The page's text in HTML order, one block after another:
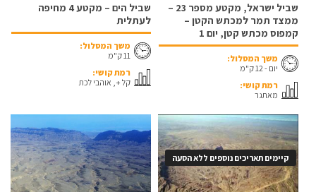
שביל ישראל, מקטע מספר 23 –
ממצד תמר למכתש הקטן –
קמפוס מכתש קטן, יום 1
משך המסלול:
יום - 12 ק"מ
רמת קושי:
מאתגר
שביל הים – מקטע 4 מחיפה
לעתלית
משך המסלול:
11 ק"מ
רמת קושי:
קל +, אוהבי לכת
קיימים תאריכים נוספים ללא הסעה